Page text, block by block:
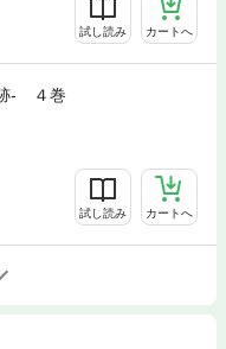
試し読み カートへ
- ４巻
試し読み カートへ